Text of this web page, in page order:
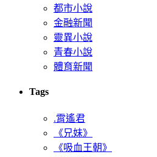
都市小說
金融新聞
靈異小說
青春小說
體育新聞
Tags
.霄遙君
《兄妹》
《吸血王朝》